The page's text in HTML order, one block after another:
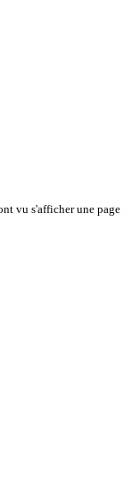
vu s'afficher une page